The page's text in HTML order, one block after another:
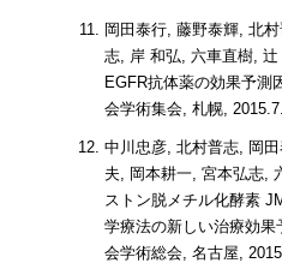
岡田泰行, 藤野泰輝, 北
志, 岸 和弘, 六車直樹,
EGFR抗体薬の効果予測
会学術集会, 札幌,
中川忠彦, 北村普志, 岡
夫, 岡本耕一, 宮本弘志,
ストン脱メチル化酵素
学療法の新しい治療効
会学術総会, 名古屋,